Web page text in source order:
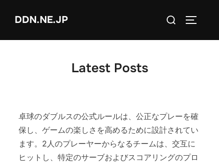
DDN.NE.JP
Search
Latest Posts
卓球のダブルスの公式ルールは、公正なプレーを確
保し、ゲームの楽しさを高めるために設計されてい
ます。2人のプレーヤーからなるチームは、交互に
ヒットし、特定のサーブおよびスコアリングのプロ